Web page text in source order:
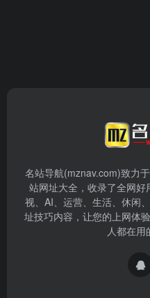
名站导航(mznav.com)致力
站网址大全，收录了全网
视、AI、运营、生活、休闲
址技巧内容，让您的上网体
人都在用